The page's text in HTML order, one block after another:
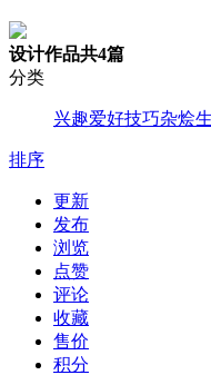
设计作品共4篇
分类
兴趣爱好技巧杂烩
排序
更新
发布
浏览
点赞
评论
收藏
售价
积分